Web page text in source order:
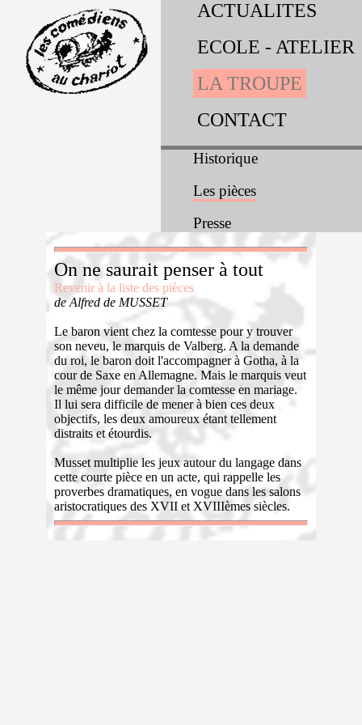
ACTUALITES
ECOLE - ATELIER
LA TROUPE
CONTACT
Historique
Les pièces
Presse
On ne saurait penser à tout
Revenir à la liste des pièces
de Alfred de MUSSET
Le baron vient chez la comtesse pour y trouver
son neveu, le marquis de Valberg. A la demande
du roi, le baron doit l'accompagner à Gotha, à la
cour de Saxe en Allemagne. Mais le marquis veut
le même jour demander la comtesse en mariage.
Il lui sera difficile de mener à bien ces deux
objectifs, les deux amoureux étant tellement
distraits et étourdis.
Musset multiplie les jeux autour du langage dans
cette courte pièce en un acte, qui rappelle les
proverbes dramatiques, en vogue dans les salons
aristocratiques des XVII et XVIIIèmes siècles.